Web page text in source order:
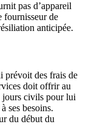
pas d’appareil
fournisseur de
anticipée.
prévoit des frais de
doit offrir au
jours civils pour lui
ses besoins.
du début du